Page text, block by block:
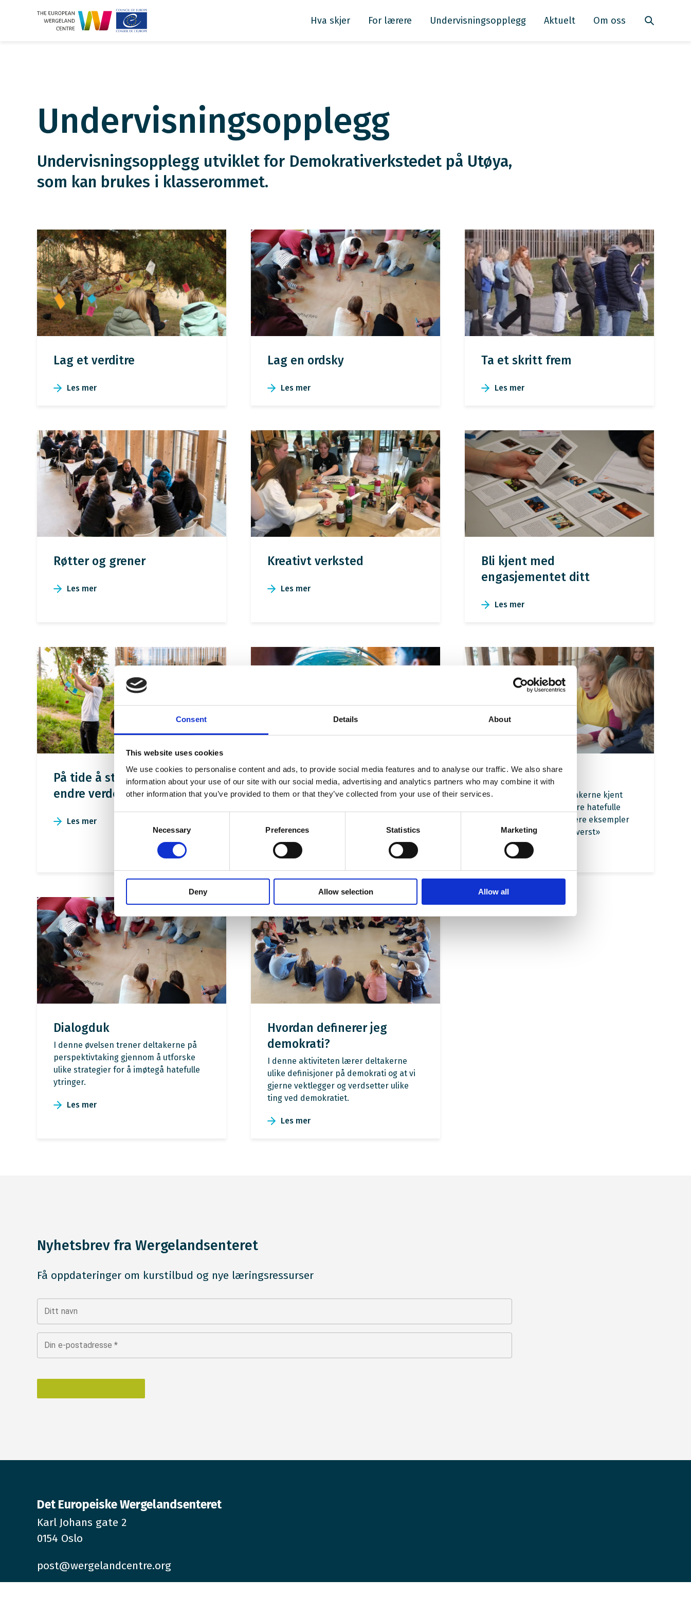
Consent Details About
This website uses cookies
We use cookies to personalise content and ads, to provide social media features and to analyse our traffic. We also share
information about your use of our site with our social media, advertising and analytics partners who may combine it with
other information that you’ve provided to them or that they’ve collected from your use of their services.
Necessary Preferences Statistics Marketing
Deny Allow selection Allow all
Hva skjer For lærere Undervisningsopplegg Aktuelt Om oss
Undervisningsopplegg
Undervisningsopplegg utviklet for Demokrativerkstedet på Utøya,
som kan brukes i klasserommet.
Lag et verditre
Les mer
Lag en ordsky
Les mer
Ta et skritt frem
Les mer
Røtter og grener
Les mer
Kreativt verksted
Les mer
Bli kjent med
engasjementet ditt
Les mer
På tide å stå opp å
endre verden
Les mer
Ungdom som endrer
verden
Hva er verst?
I denne øvelsen blir deltakerne kjent
med kriterier for å vurdere hatefulle
ytringer gjennom å rangere eksempler
på ytringer fra «ille» til «verst»
Les mer
Dialogduk
I denne øvelsen trener deltakerne på
perspektivtaking gjennom å utforske
ulike strategier for å imøtegå hatefulle
ytringer.
Les mer
Hvordan definerer jeg
demokrati?
I denne aktiviteten lærer deltakerne
ulike definisjoner på demokrati og at vi
gjerne vektlegger og verdsetter ulike
ting ved demokratiet.
Les mer
Nyhetsbrev fra Wergelandsenteret
Få oppdateringer om kurstilbud og nye læringsressurser
Ditt navn
Din e-postadresse *
Det Europeiske Wergelandsenteret
Karl Johans gate 2
0154 Oslo
post@wergelandcentre.org